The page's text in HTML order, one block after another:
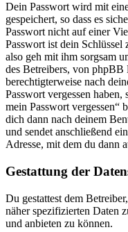
Dein Passwort wird mit
gespeichert, so dass es
Passwort nicht auf einer
Passwort ist dein
also geh mit ihm sorgsam
des Betreibers, von
berechtigterweise nach
Passwort vergessen
mein Passwort
dich dann nach deinem
und sendet anschließend
Adresse, mit dem du dann
Gestattung der
Du gestattest dem
näher spezifizierten Daten
und anbieten zu können.